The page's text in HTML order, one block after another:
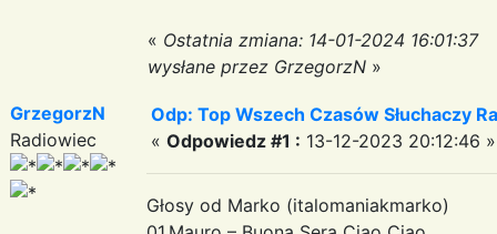
« Ostatnia zmiana: 14-01-2024 16:01:37
wysłane przez GrzegorzN »
GrzegorzN
Radiowiec
Odp: Top Wszech Czasów Słuchaczy
« Odpowiedz #1 : 13-12-2023 20:12:46 »
Głosy od Marko (italomaniakmarko)